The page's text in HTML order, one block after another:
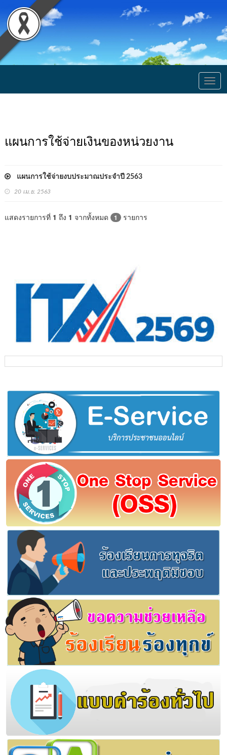
แผนการใช้จ่ายเงินของหน่วยงาน
แผนการใช้จ่ายงบประมาณประจำปี 2563
20 เม.ย. 2563
แสดงรายการที่ 1 ถึง 1 จากทั้งหมด 1 รายการ